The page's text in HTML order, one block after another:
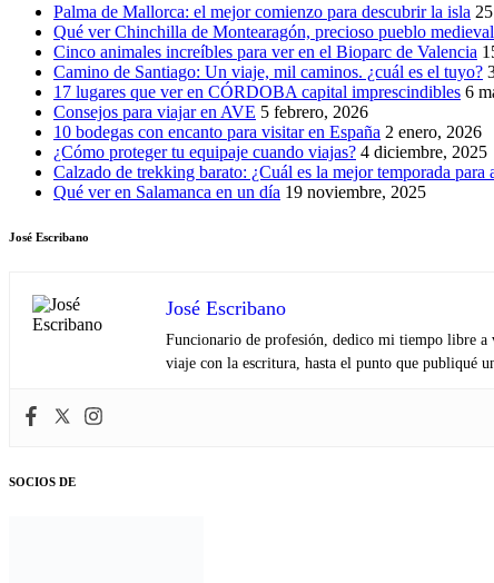
Palma de Mallorca: el mejor comienzo para descubrir la isla
Qué ver Chinchilla de Montearagón, precioso pueblo medieval
Cinco animales increíbles para ver en el Bioparc de Valencia
Camino de Santiago: Un viaje, mil caminos. ¿cuál es el tuyo?
17 lugares que ver en CÓRDOBA capital imprescindibles 6
Consejos para viajar en AVE 5 febrero, 2026
10 bodegas con encanto para visitar en España 2 enero, 2026
¿Cómo proteger tu equipaje cuando viajas? 4 diciembre, 2025
Calzado de trekking barato: ¿Cuál es la mejor temporada para
Qué ver en Salamanca en un día 19 noviembre, 2025
José Escribano
José Escribano
Funcionario de profesión, dedico mi tiempo libre a
viaje con la escritura, hasta el punto que publiqué
SOCIOS DE